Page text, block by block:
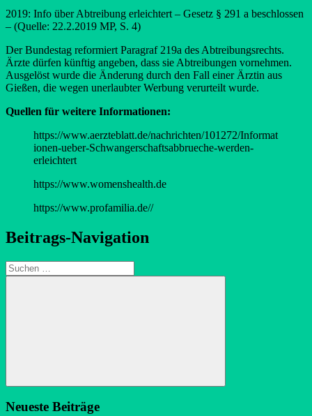
2019: Info über Abtreibung erleichtert – Gesetz § 291 a beschlossen
– (Quelle: 22.2.2019 MP, S. 4)
Der Bundestag reformiert Paragraf 219a des Abtreibungsrechts.
Ärzte dürfen künftig angeben, dass sie Abtreibungen vornehmen.
Ausgelöst wurde die Änderung durch den Fall einer Ärztin aus
Gießen, die wegen unerlaubter Werbung verurteilt wurde.
Quellen für weitere Informationen:
https://www.aerzteblatt.de/nachrichten/101272/Informat
ionen-ueber-Schwangerschaftsabbrueche-werden-
erleichtert
https://www.womenshealth.de
https://www.profamilia.de//
Beitrags-Navigation
Suchen
nach:
Suchen
Neueste Beiträge